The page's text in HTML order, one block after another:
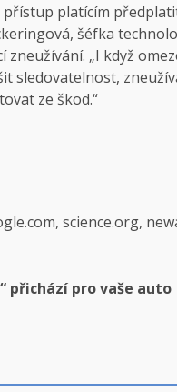
platícím
šéfka
zneužívání. „I když
sledovatelnost,
ze škod.“
science.org,
přichází pro vaše auto